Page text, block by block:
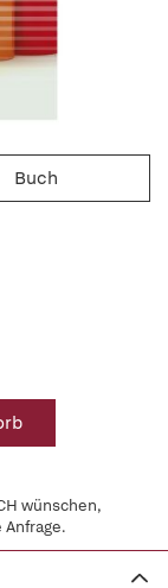
Buch
wünschen,